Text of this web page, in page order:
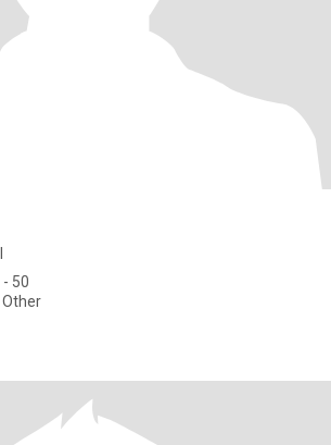
- 50